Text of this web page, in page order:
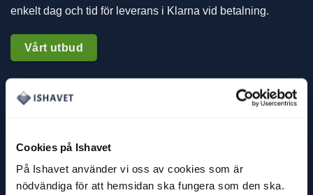
Cookies på Ishavet
På Ishavet använder vi oss av cookies som är
nödvändiga för att hemsidan ska fungera som den ska.
enkelt dag och tid för leverans i Klarna vid betalning.
Vårt utbud
MENY
Kundservice
Om oss